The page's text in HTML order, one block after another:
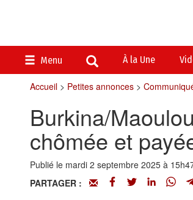
Menu À la Une
Accueil> Petites annonces>
Burkina/
chômée et
Publié le mardi 2 septembre 2025 à
PARTAGER :